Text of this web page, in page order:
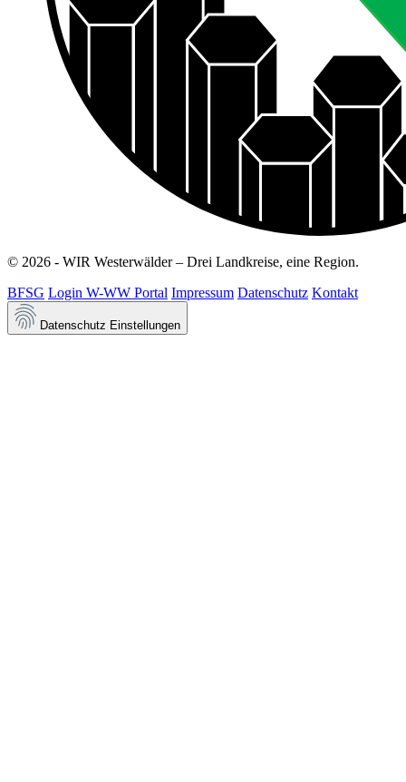
© 2026 - WIR Westerwälder – Drei Landkreise, eine Region.
BFSG Login W-WW Portal Impressum Datenschutz Kontakt
Datenschutz Einstellungen